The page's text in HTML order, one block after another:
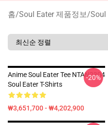
홈/Soul Eater 제품정보/Soul
Anime Soul Eater Tee NTAN2304
Soul Eater T-Shirts
₩3,651,700 - ₩4,202,900
-20%